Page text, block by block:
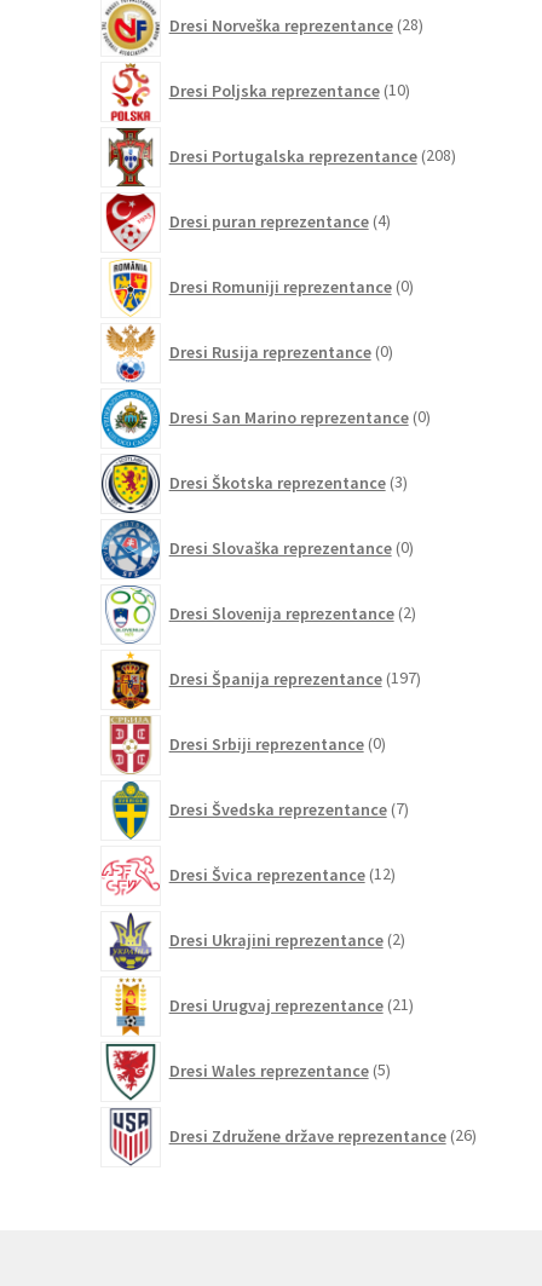
Dresi Norveška reprezentance 28izdelkov
Dresi Poljska reprezentance 10izdelkov
Dresi Portugalska reprezentance 208izdelkov
Dresi puran reprezentance 4izdelki
Dresi Romuniji reprezentance 0izdelkov
Dresi Rusija reprezentance 0izdelkov
Dresi San Marino reprezentance 0izdelkov
Dresi Škotska reprezentance 3izdelki
Dresi Slovaška reprezentance 0izdelkov
Dresi Slovenija reprezentance 2izdelka
Dresi Španija reprezentance 197izdelkov
Dresi Srbiji reprezentance 0izdelkov
Dresi Švedska reprezentance 7izdelkov
Dresi Švica reprezentance 12izdelkov
Dresi Ukrajini reprezentance 2izdelka
Dresi Urugvaj reprezentance 21izdelkov
Dresi Wales reprezentance 5izdelkov
Dresi Združene države reprezentance 26izdelkov